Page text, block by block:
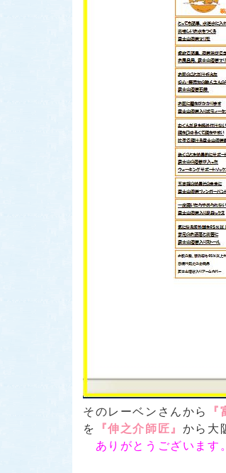
そのレーベンさんから
を
『伸之介師匠』 から大
ありがとうございます。